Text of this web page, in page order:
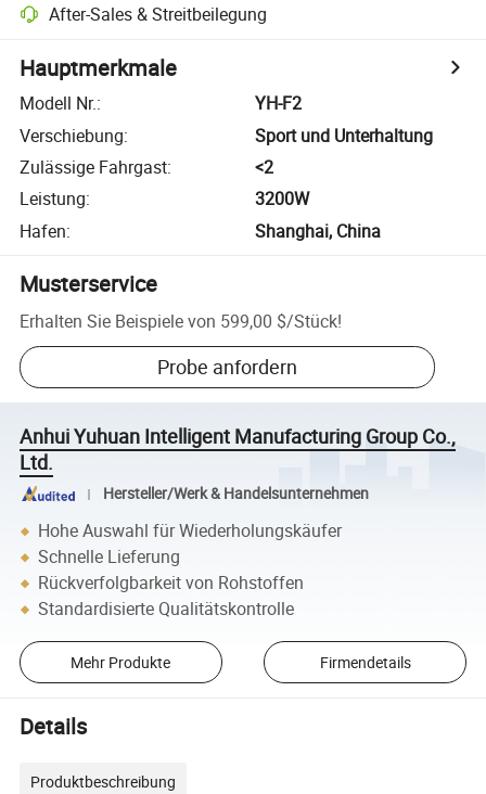
After-Sales & Streitbeilegung
Hauptmerkmale
Modell Nr.:
YH-F2
Verschiebung:
Sport und Unterhaltung
Zulässige Fahrgast:
<2
Leistung:
3200W
Hafen: Shanghai, China
Musterservice
Erhalten Sie Beispiele von 599,00 $/Stück!
Probe anfordern
Anhui Yuhuan Intelligent Manufacturing Group Co.,
Ltd.
Hersteller/Werk & Handelsunternehmen
Hohe Auswahl für Wiederholungskäufer
Schnelle Lieferung
Rückverfolgbarkeit von Rohstoffen
Standardisierte Qualitätskontrolle
Mehr Produkte Firmendetails
Details
Produktbeschreibung